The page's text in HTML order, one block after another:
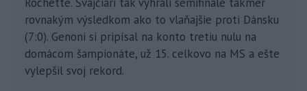
rovnakým výsledkom ako to vlaňajšie proti Dánsku
(7:0). Genoni si pripísal na konto tretiu nulu na
domácom šampionáte, už 15. celkovo na MS a ešte
vylepšil svoj rekord.